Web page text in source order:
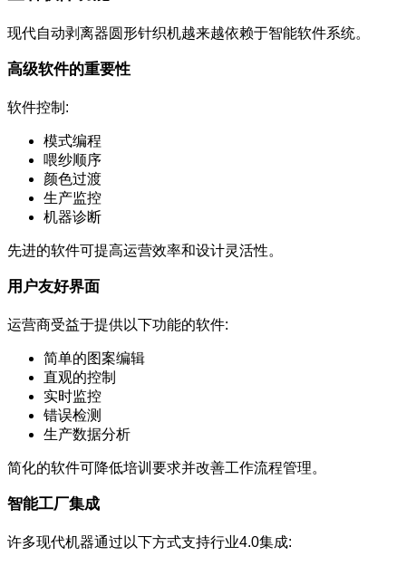
现代自动剥离器圆形针织机越来越依赖于智能软件系统。
高级软件的重要性
软件控制:
模式编程
喂纱顺序
颜色过渡
生产监控
机器诊断
先进的软件可提高运营效率和设计灵活性。
用户友好界面
运营商受益于提供以下功能的软件:
简单的图案编辑
直观的控制
实时监控
错误检测
生产数据分析
简化的软件可降低培训要求并改善工作流程管理。
智能工厂集成
许多现代机器通过以下方式支持行业4.0集成: